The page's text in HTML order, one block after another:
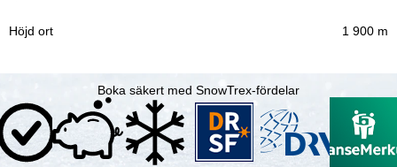
1 900 m
Boka säkert med SnowTrex-fördelar